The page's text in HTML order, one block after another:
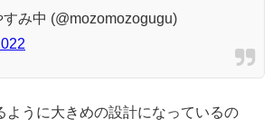
み中 (@mozomozogugu)
ように大きめの設計になっているの